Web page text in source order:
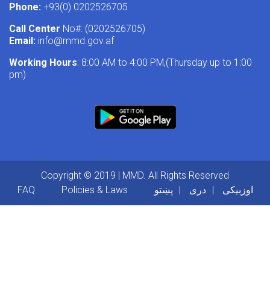
Phone: +93(0) 0202526705
Call Center No#: (0202526705)
Email: info@mmd.gov.af
Working Hours: 8:00 AM to 4:00 PM,(Thursday up to 1:00
pm)
Copyright © 2019 | MMD. All Rights Reserved
Footer menu
FAQ Policies & Laws پښتو دری اوزبیکی